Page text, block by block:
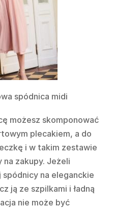
spódnica midi
możesz skomponować
plecakiem, a do
i w takim zestawie
na zakupy. Jeżeli
na eleganckie
ją ze szpilkami i ładną
nie może być